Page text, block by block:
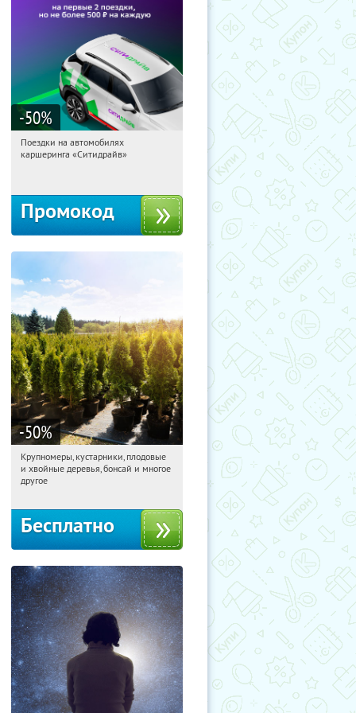
-50%
04:41:05
Получи первым!
Поездки на автомобилях
каршеринга «Ситидрайв»
Промокод
-50%
04:41:05 Получили:28
Москва, Рябиновая улица, 17
Крупномеры, кустарники, плодовые
и хвойные деревья, бонсай и многое
другое
Бесплатно